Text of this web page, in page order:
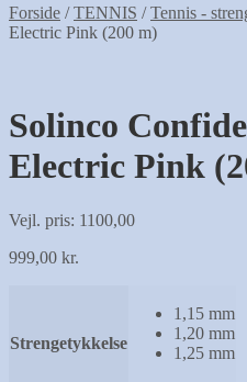
Forside /TENNIS /Tennis -
Electric Pink (200 m)
Solinco
Electric Pink
Vejl. pris: 1100,00
999,00 kr.
Strengetykkelse
1,15 mm
1,20 mm
1,25 mm